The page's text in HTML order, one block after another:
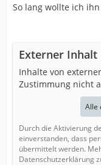
So lang wollte ich
Externer Inhalt
Inhalte von
Zustimmung nicht
Alle
Durch die Aktivierung
einverstanden, dass
übermittelt werden.
Datenschutzerklärung